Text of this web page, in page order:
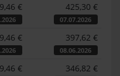
€ 425,30 €
07.07.2026
€ 397,62 €
08.06.2026
€ 346,82 €